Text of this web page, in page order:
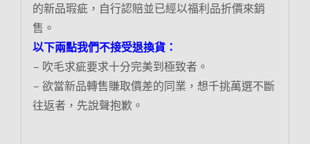
的新品瑕疵，自行認賠並已經以福利品折價來銷
售。
以下兩點我們不接受退換貨：
– 吹毛求疵要求十分完美到極致者。
– 欲當新品轉售賺取價差的同業，想千挑萬選不斷
往返者，先說聲抱歉。